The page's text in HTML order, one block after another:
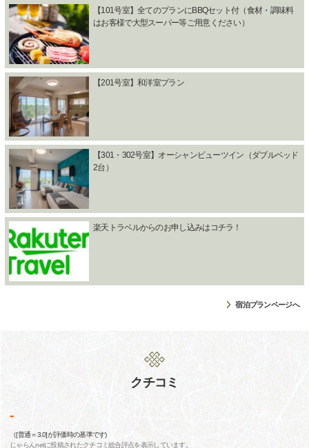
【101号室】全てのプランにBBQセット付（食材・調味料
はお客様で大型スーパー等ご用意ください）
【201号室】和洋室プラン
【301・302号室】オーシャンビューツイン（ダブルベッド
2台）
楽天トラベルからのお申し込みはコチラ！
宿泊プランページへ
クチコミ
-
（[普通＝3.0]が評価時の基準です)
じゃらんnetに投稿されたクチコミ総合評点を表示しています。